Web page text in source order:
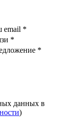
email *
*
*
данных в
)